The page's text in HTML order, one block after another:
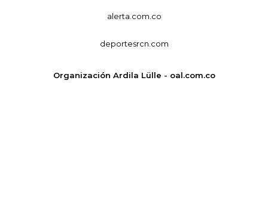
alerta.com.co
deportesrcn.com
Organización Ardila Lülle - oal.com.co